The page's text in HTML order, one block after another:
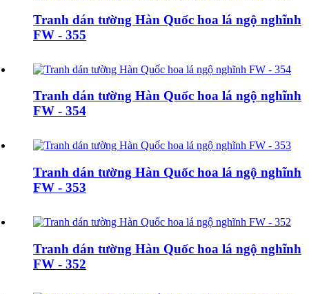
Tranh dán tường Hàn Quốc hoa lá ngộ nghĩnh
FW - 355
Tranh dán tường Hàn Quốc hoa lá ngộ nghĩnh
FW - 354
Tranh dán tường Hàn Quốc hoa lá ngộ nghĩnh
FW - 353
Tranh dán tường Hàn Quốc hoa lá ngộ nghĩnh
FW - 352